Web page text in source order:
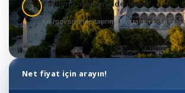
3 Taşınma mevsiminde olursa
Kış mevsiminde taşınmak yaza göre daha
Net fiyat için arayın!